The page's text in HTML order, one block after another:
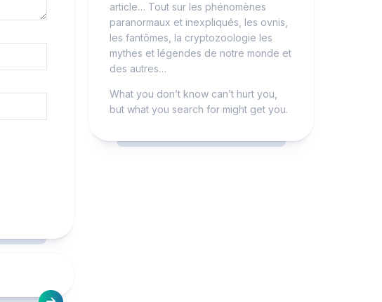
article… Tout sur les phénomènes
paranormaux et inexpliqués, les ovnis,
les fantômes, la cryptozoologie les
mythes et légendes de notre monde et
des autres…
What you don’t know can’t hurt you,
but what you search for might get you.